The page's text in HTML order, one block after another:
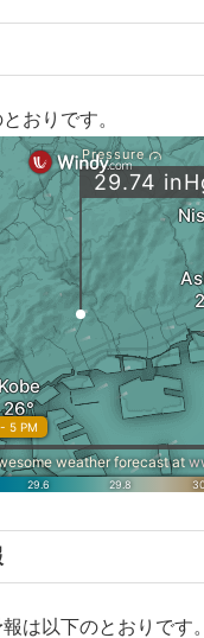
おりです。
は以下のとおりです。